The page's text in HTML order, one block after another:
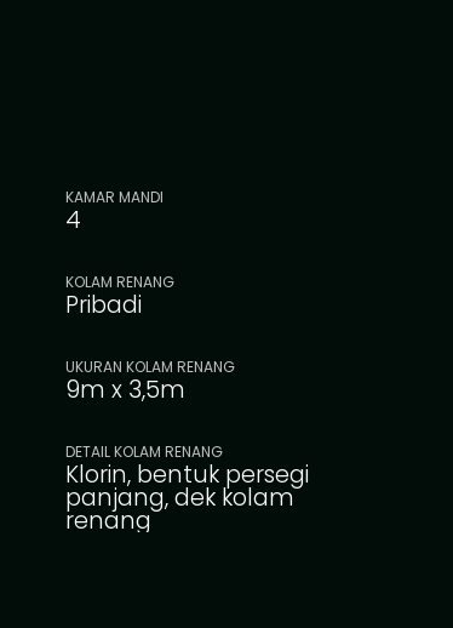
KAMAR MANDI
4
KOLAM RENANG
Pribadi
UKURAN KOLAM RENANG
9m x 3,5m
DETAIL KOLAM RENANG
Klorin, bentuk persegi
panjang, dek kolam
renang